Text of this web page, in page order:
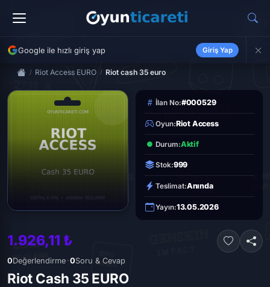
Google ile hızlı giriş yap Giriş Yap
Riot Access EURO Riot cash 35 euro
İlan No:#000529
Oyun:Riot Access
Durum:Aktif
Stok:999
Teslimat:Anında
Yayın:13.05.2026
1.926,11 ₺
0Değerlendirme ·0Soru & Cevap
Riot Cash 35 EURO